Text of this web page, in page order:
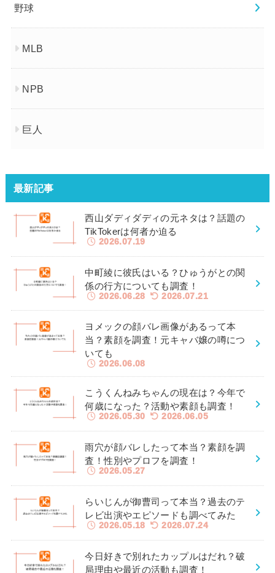
野球
MLB
NPB
巨人
最新記事
西山ダディダディの元ネタは？話題の
TikTokerは何者か迫る
2026.07.19
中町綾に彼氏はいる？ひゅうがとの関
係の行方についても調査！
2026.06.28 2026.07.21
ヨメックの顔バレ画像があるって本
当？素顔を調査！元キャバ嬢の噂につ
いても
2026.06.08
こうくんねみちゃんの現在は？今年で
何歳になった？活動や素顔も調査！
2026.05.30 2026.06.05
雨穴が顔バレしたって本当？素顔を調
査！性別やプロフを調査！
2026.05.27
らいじんが御曹司って本当？過去のテ
レビ出演やエピソードも調べてみた
2026.05.18 2026.07.24
今日好きで別れたカップルはだれ？破
局理由や最近の活動も調査！